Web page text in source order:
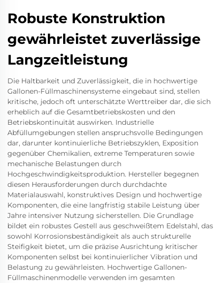
Robuste Konstruktion
gewährleistet zuverlässige
Langzeitleistung
Die Haltbarkeit und Zuverlässigkeit, die in hochwertige
Gallonen-Füllmaschinensysteme eingebaut sind, stellen
kritische, jedoch oft unterschätzte Werttreiber dar, die sich
erheblich auf die Gesamtbetriebskosten und den
Betriebskontinuität auswirken. Industrielle
Abfüllumgebungen stellen anspruchsvolle Bedingungen
dar, darunter kontinuierliche Betriebszyklen, Exposition
gegenüber Chemikalien, extreme Temperaturen sowie
mechanische Belastungen durch
Hochgeschwindigkeitsproduktion. Hersteller begegnen
diesen Herausforderungen durch durchdachte
Materialauswahl, konstruktives Design und hochwertige
Komponenten, die eine langfristig stabile Leistung über
Jahre intensiver Nutzung sicherstellen. Die Grundlage
bildet ein robustes Gestell aus geschweißtem Edelstahl, das
sowohl Korrosionsbeständigkeit als auch strukturelle
Steifigkeit bietet, um die präzise Ausrichtung kritischer
Komponenten selbst bei kontinuierlicher Vibration und
Belastung zu gewährleisten. Hochwertige Gallonen-
Füllmaschinenmodelle verwenden im gesamten